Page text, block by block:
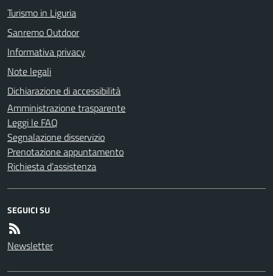
Turismo in Liguria
Sanremo Outdoor
Informativa privacy
Note legali
Dichiarazione di accessibilità
Amministrazione trasparente
Leggi le FAQ
Segnalazione disservizio
Prenotazione appuntamento
Richiesta d'assistenza
SEGUICI SU
Newsletter